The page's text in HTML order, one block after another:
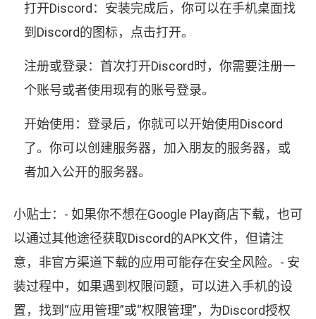
打开Discord：安装完成后，你可以在手机桌面找
到Discord的图标，点击打开。
注册或登录：首次打开Discord时，你需要注册一
个账号或者使用现有的账号登录。
开始使用：登录后，你就可以开始使用Discord
了。你可以创建服务器，加入朋友的服务器，或
者加入公开的服务器。
小贴士：- 如果你不想在Google Play商店下载，也可
以通过其他途径获取Discord的APK文件，但请注
意，非官方渠道下载的应用可能存在安全风险。- 安
装过程中，如果遇到权限问题，可以进入手机的设
置，找到“应用管理”或“权限管理”，为Discord授权